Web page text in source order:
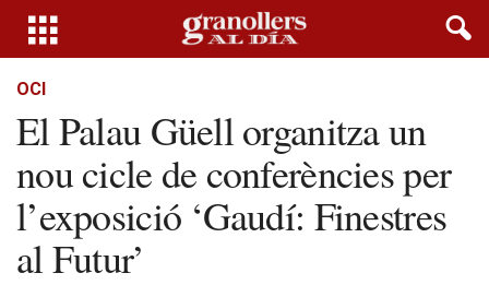
OCI
El Palau Güell organitza un
nou cicle de conferències per
l’exposició ‘Gaudí: Finestres
al Futur’